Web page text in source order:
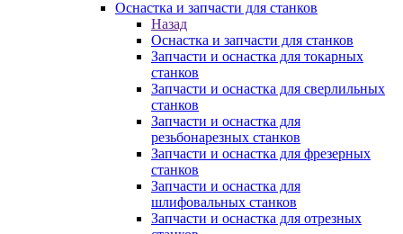
Оснастка и запчасти для станков
Назад
Оснастка и запчасти для станков
Запчасти и оснастка для токарных
станков
Запчасти и оснастка для сверлильных
станков
Запчасти и оснастка для
резьбонарезных станков
Запчасти и оснастка для фрезерных
станков
Запчасти и оснастка для
шлифовальных станков
Запчасти и оснастка для отрезных